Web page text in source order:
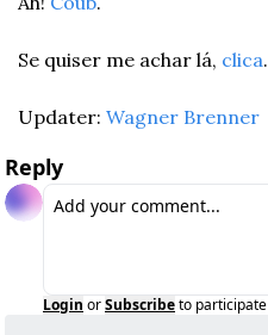
Se quiser me achar lá, clica.
Updater: Wagner Brenner
Reply
Login orSubscribeto participate